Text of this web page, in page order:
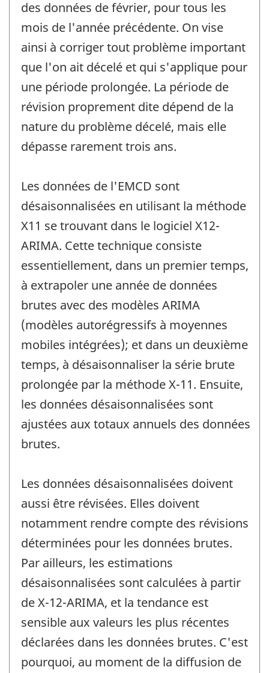
des données de février, pour tous les
mois de l'année précédente. On vise
ainsi à corriger tout problème important
que l'on ait décelé et qui s'applique pour
une période prolongée. La période de
révision proprement dite dépend de la
nature du problème décelé, mais elle
dépasse rarement trois ans.
Les données de l'EMCD sont
désaisonnalisées en utilisant la méthode
X11 se trouvant dans le logiciel X12-
ARIMA. Cette technique consiste
essentiellement, dans un premier temps,
à extrapoler une année de données
brutes avec des modèles ARIMA
(modèles autorégressifs à moyennes
mobiles intégrées); et dans un deuxième
temps, à désaisonnaliser la série brute
prolongée par la méthode X-11. Ensuite,
les données désaisonnalisées sont
ajustées aux totaux annuels des données
brutes.
Les données désaisonnalisées doivent
aussi être révisées. Elles doivent
notamment rendre compte des révisions
déterminées pour les données brutes.
Par ailleurs, les estimations
désaisonnalisées sont calculées à partir
de X-12-ARIMA, et la tendance est
sensible aux valeurs les plus récentes
déclarées dans les données brutes. C'est
pourquoi, au moment de la diffusion de